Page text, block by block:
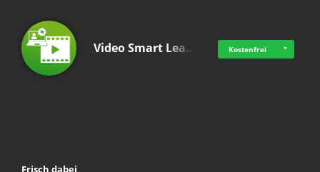
Video Smart Lea… Kostenfrei
Frisch dabei